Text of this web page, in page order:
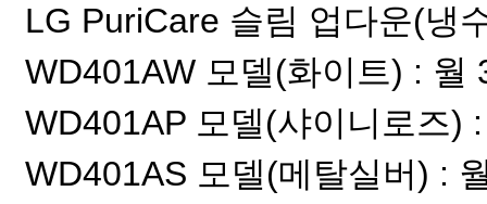
LG PuriCare 슬림 업다운(냉
WD401AW 모델(화이트) : 월
WD401AP 모델(샤이니로즈)
WD401AS 모델(메탈실버) :